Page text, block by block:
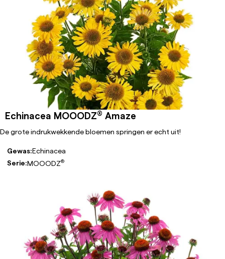
Echinacea MOOODZ® Amaze
De grote indrukwekkende bloemen springen er echt uit!
Gewas:Echinacea
Serie:MOOODZ®